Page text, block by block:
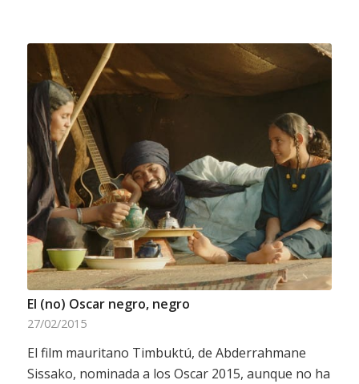
El (no) Oscar negro, negro
27/02/2015
El film mauritano Timbuktú, de Abderrahmane
Sissako, nominada a los Oscar 2015, aunque no ha